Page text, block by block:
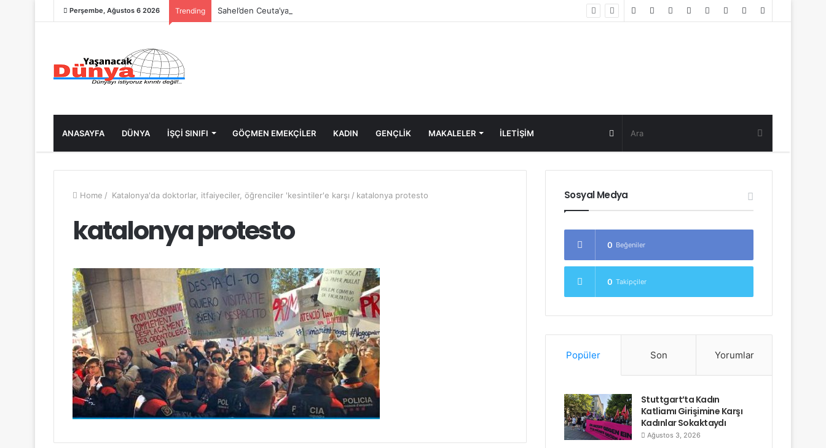
Perşembe, Ağustos 6 2026 Trending Sahel’den Ceuta’ya Yönelen Göç Dalgası Random
ANASAYFA DÜNYA İŞÇİ SINIFI GÖÇMEN EMEKÇİLER KADIN GENÇLİK MAKALELER ILETIŞIM Random
Post
Home / Katalonya'da doktorlar, itfaiyeciler, öğrenciler 'kesintiler'e karşı / katalonya protesto
katalonya protesto
Sosyal Medya
0 Beğeniler
0 Takipçiler
Popüler Son Yorumlar
Stuttgart’ta Kadın
Katliamı Girişimine Karşı
Kadınlar Sokaktaydı
Ağustos 3, 2026